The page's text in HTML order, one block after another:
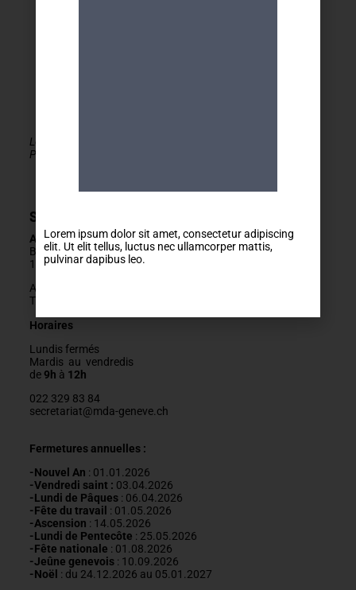
Le MDA Genève - Activités 50+ est membre de la
PLATEFORME du réseau seniors Genève
Secrétariat
Adresse
Boulevard Carl-Vogt 2
1205 Genève
Arrêts Jonction ou Ste-Clotilde
Tram 14, Bus 2/11/19/32/80
Horaires
Lundis fermés
Mardis au vendredis
de9h à 12h
022 329 83 84
secretariat@mda-geneve.ch
Fermetures annuelles :
-Nouvel An : 01.01.2026
-Vendredi saint : 03.04.2026
-Lundi de Pâques: 06.04.2026
-Fête du travail : 01 .05.2026
-Ascension : 14.05.2026
-Lundi de Pentecôte : 25.05.2026
-Fête nationale : 01.08.2026
-Jeûne genevois: 10.09.2026
-Noël : du 24.12.2026 au 05.01.2027
Lorem ipsum dolor sit amet, consectetur adipiscing
elit. Ut elit tellus, luctus nec ullamcorper mattis,
pulvinar dapibus leo.